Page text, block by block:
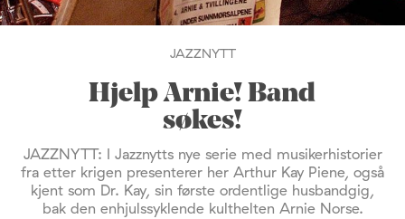
JAZZNYTT
Hjelp Arnie! Band
søkes!
JAZZNYTT: I Jazznytts nye serie med musikerhistorier
fra etter krigen presenterer her Arthur Kay Piene, også
kjent som Dr. Kay, sin første ordentlige husbandgig,
bak den enhjulssyklende kulthelten Arnie Norse.